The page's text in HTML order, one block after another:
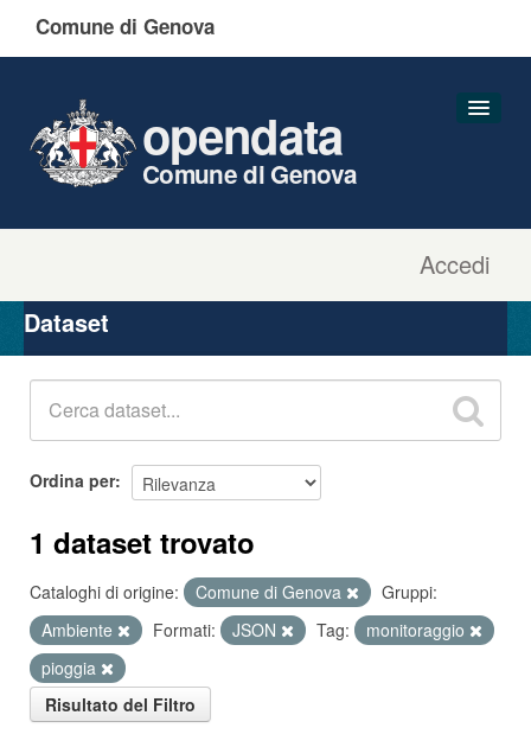
Comune di Genova
Accedi
opendata
Comune di Genova
Organizzazioni
Gruppi
Dataset
Ordina per
1 dataset trovato
Cataloghi di origine: Comune di Genova
Gruppi:
Ambiente
Formati: JSON Tag:
monitoraggio
pioggia
Risultato del Filtro